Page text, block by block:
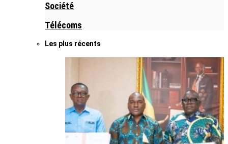
Société
Télécoms
Les plus récents